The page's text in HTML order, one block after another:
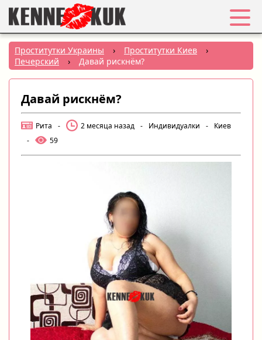
Избранное
Вход
Регистрация
Города:
УКР
Проститутки Украины › Проститутки Киев
›
Печерский
› Давай рискнём?
Давай рискнём?
Рита - 2 месяца назад - Индивидуалки -
Киев
-
59